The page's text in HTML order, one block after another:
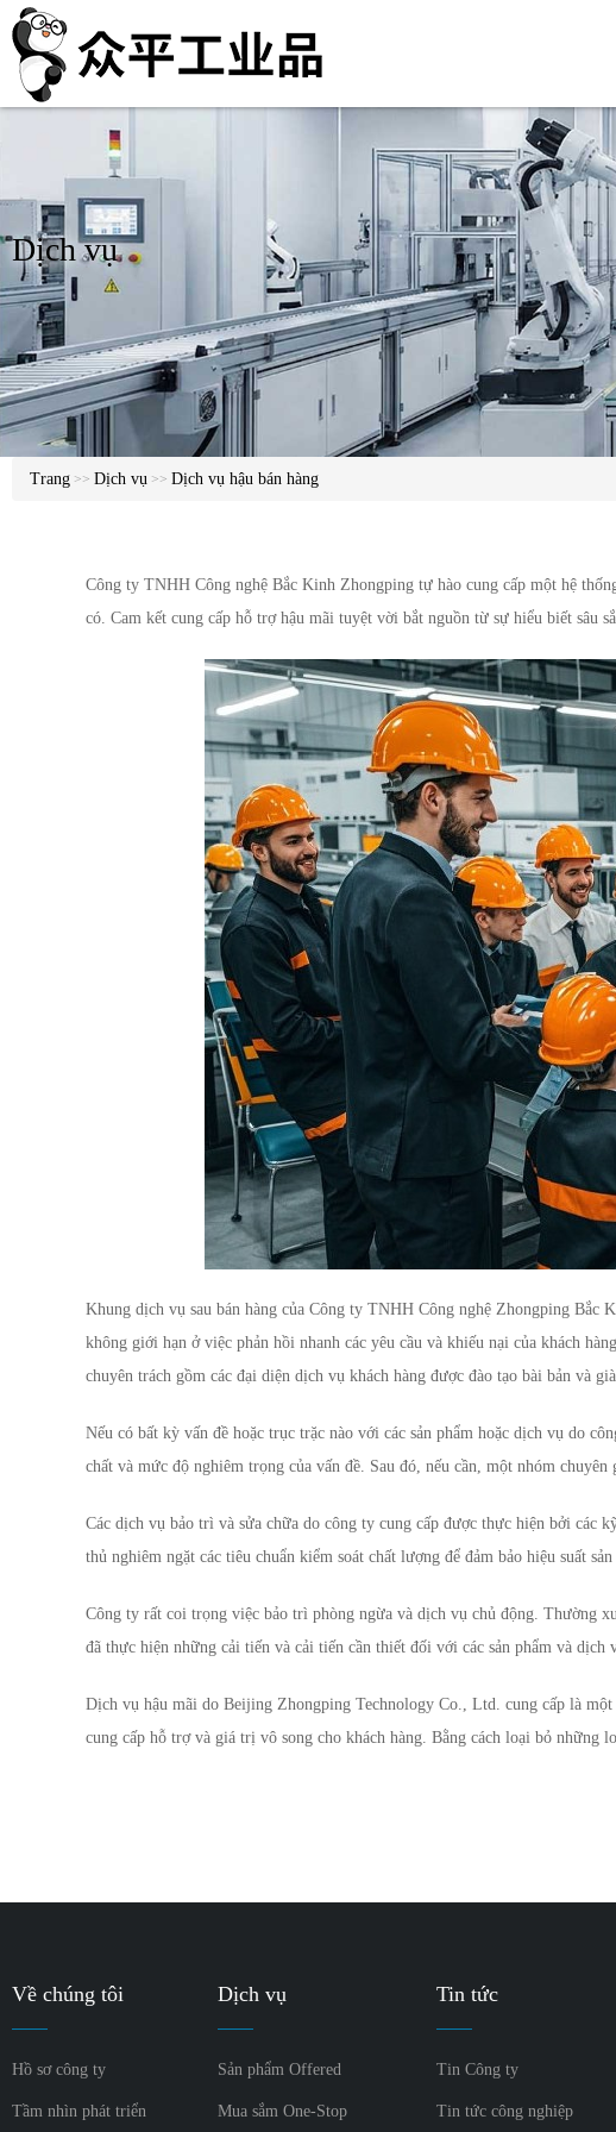
Dịch vụ
Trang >> Dịch vụ >> Dịch vụ hậu bán hàng
Công ty TNHH Công nghệ Bắc Kinh Zhongping tự hào cung cấp một hệ
có. Cam kết cung cấp hỗ trợ hậu mãi tuyệt vời bắt nguồn từ sự hiểu biết sâu
Khung dịch vụ sau bán hàng của Công ty TNHH Công nghệ Zhongping
không giới hạn ở việc phản hồi nhanh các yêu cầu và khiếu nại của khách
chuyên trách gồm các đại diện dịch vụ khách hàng được đào tạo bài bản và
Nếu có bất kỳ vấn đề hoặc trục trặc nào với các sản phẩm hoặc dịch vụ do
chất và mức độ nghiêm trọng của vấn đề. Sau đó, nếu cần, một nhóm
Các dịch vụ bảo trì và sửa chữa do công ty cung cấp được thực hiện bởi các
thủ nghiêm ngặt các tiêu chuẩn kiểm soát chất lượng để đảm bảo hiệu suất
Công ty rất coi trọng việc bảo trì phòng ngừa và dịch vụ chủ động. Thường
đã thực hiện những cải tiến và cải tiến cần thiết đối với các sản phẩm và
Dịch vụ hậu mãi do Beijing Zhongping Technology Co., Ltd. cung cấp là
cung cấp hỗ trợ và giá trị vô song cho khách hàng. Bằng cách loại bỏ
Về chúng tôi
Hồ sơ công ty
Tầm nhìn phát triển
Dịch vụ
Sản phẩm Offered
Mua sắm One-Stop
Tin tức
Tin Công ty
Tin tức công nghiệp